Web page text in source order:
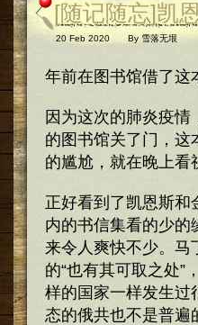
[随记随忘]凯
20 Feb 2020 By 雪落无垠
年前在图书馆借了这
因为这次的肺炎疫
的图书馆关了门，这
的尴尬，就在晚上看
正好看到了凯恩斯和
内的书信集看的少的
来令人爽快不少。马
的“也有其可取之处”
样的国家一样发生过
态的俄共也不是普遍